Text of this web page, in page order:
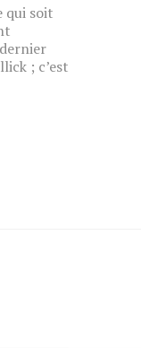
qui soit
; c’est